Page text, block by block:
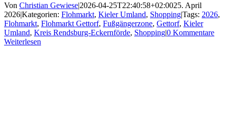
Von Christian Gewiese|2026-04-25T22:40:58+02:0025. April
2026|Kategorien: Flohmarkt, Kieler Umland, Shopping|Tags: 2026,
Flohmarkt, Flohmarkt Gettorf, Fußgängerzone, Gettorf, Kieler
Umland, Kreis Rendsburg-Eckernförde, Shopping|0 Kommentare
Weiterlesen